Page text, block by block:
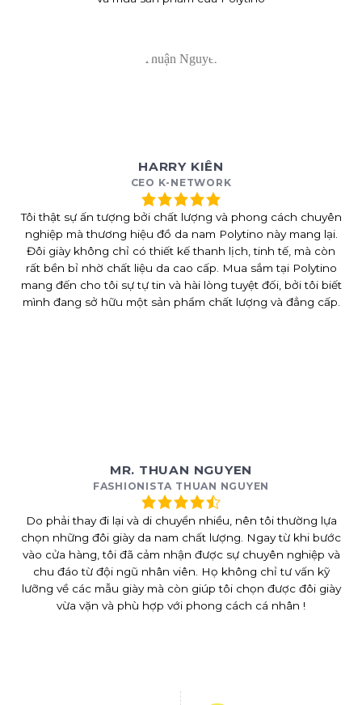
HARRY KIÊN
CEO K-NETWORK
Tôi thật sự ấn tượng bởi chất lượng và phong cách chuyên
nghiệp mà thương hiệu đồ da nam Polytino này mang lại.
Đôi giày không chỉ có thiết kế thanh lịch, tinh tế, mà còn
rất bền bỉ nhờ chất liệu da cao cấp. Mua sắm tại Polytino
mang đến cho tôi sự tự tin và hài lòng tuyệt đối, bởi tôi biết
mình đang sở hữu một sản phẩm chất lượng và đẳng cấp.
MR. THUAN NGUYEN
FASHIONISTA THUAN NGUYEN
Do phải thay đi lại và di chuyển nhiều, nên tôi thường lựa
chọn những đôi giày da nam chất lượng. Ngay từ khi bước
vào cửa hàng, tôi đã cảm nhận được sự chuyên nghiệp và
chu đáo từ đội ngũ nhân viên. Họ không chỉ tư vấn kỹ
lưỡng về các mẫu giày mà còn giúp tôi chọn được đôi giày
vừa vặn và phù hợp với phong cách cá nhân !